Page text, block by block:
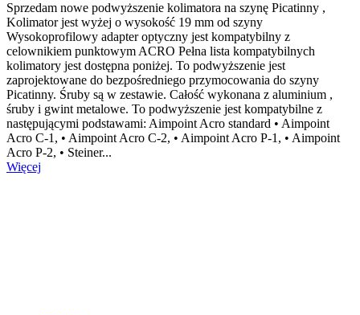
Sprzedam nowe podwyższenie kolimatora na szynę Picatinny ,
Kolimator jest wyżej o wysokość 19 mm od szyny
Wysokoprofilowy adapter optyczny jest kompatybilny z
celownikiem punktowym ACRO Pełna lista kompatybilnych
kolimatory jest dostępna poniżej. To podwyższenie jest
zaprojektowane do bezpośredniego przymocowania do szyny
Picatinny. Śruby są w zestawie. Całość wykonana z aluminium ,
śruby i gwint metalowe. To podwyższenie jest kompatybilne z
następującymi podstawami: Aimpoint Acro standard • Aimpoint
Acro C-1, • Aimpoint Acro C-2, • Aimpoint Acro P-1, • Aimpoint
Acro P-2, • Steiner...
Więcej